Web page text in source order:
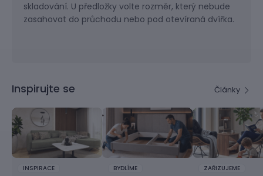
skladování. U předložky volte rozměr, který nebude
zasahovat do průchodu nebo pod otevíraná dvířka.
Inspirujte se Články
INSPIRACE BYDLÍME ZAŘIZUJEME